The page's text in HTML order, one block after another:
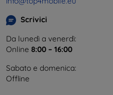
Scrivici
Da lunedì a venerdì:
Online 8:00 – 16:00
Sabato e domenica:
Offline